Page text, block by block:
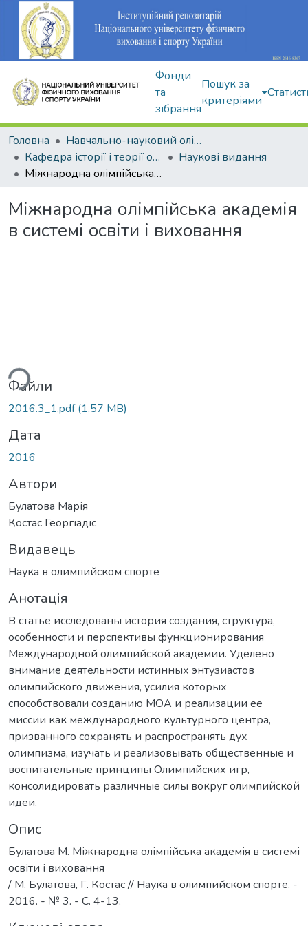
Фонди
та
зібрання
Пошук за
критеріями
Головна
Навчально-науковий олімпійський інститут
Кафедра історії і теорії олімпійського спорту
Наукові видання
Міжнародна олімпійська академія в системі освіти і виховання
Міжнародна олімпійська академія
в системі освіти і виховання
Файли
2016.3_1.pdf(1,57 MB)
Дата
2016
Автори
Булатова Марія
Костас Георгіадіс
Видавець
Наука в олимпийском спорте
Анотація
В статье исследованы история создания, структура,
особенности и перспективы функционирования
Международной олимпийской академии. Уделено
внимание деятельности истинных энтузиастов
олимпийского движения, усилия которых
способствовали созданию МОА и реализации ее
миссии как международного культурного центра,
призванного сохранять и распространять дух
олимпизма, изучать и реализовывать общественные и
воспитательные принципы Олимпийских игр,
консолидировать различные силы вокруг олимпийской
идеи.
Опис
Булатова М. Міжнародна олімпійська академія в системі
освіти і виховання
/ М. Булатова, Г. Костас // Наука в олимпийском спорте. -
2016. - № 3. - С. 4-13.